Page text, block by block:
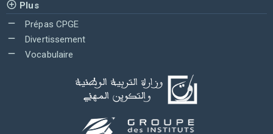
Plus
Prépas CPGE
Divertissement
Vocabulaire